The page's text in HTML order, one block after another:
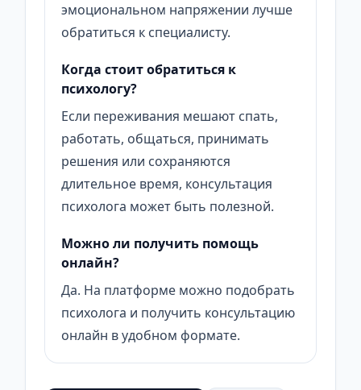
эмоциональном напряжении лучше
обратиться к специалисту.
Когда стоит обратиться к
психологу?
Если переживания мешают спать,
работать, общаться, принимать
решения или сохраняются
длительное время, консультация
психолога может быть полезной.
Можно ли получить помощь
онлайн?
Да. На платформе можно подобрать
психолога и получить консультацию
онлайн в удобном формате.